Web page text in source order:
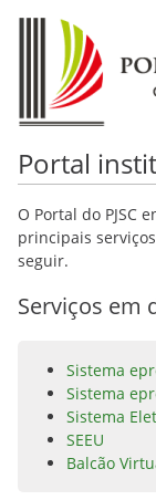
Portal
O Portal do PJSC
principais
seguir.
Serviços em
Sistema
Sistema
Sistema
SEEU
Balcão